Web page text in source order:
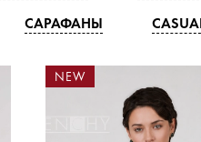
САРАФАНЫ
NEW